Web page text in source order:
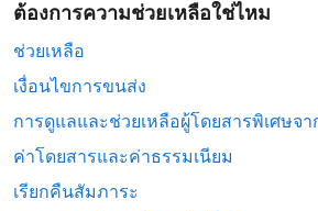
ต้องการความช่วยเหลือใช่ไหม
ช่วยเหลือ
เงื่อนไขการขนส่ง
การดูแลและช่วยเหลือผู้โดยสารพิเศษจ
ค่าโดยสารและค่าธรรมเนียม
เรียกคืนสัมภาระ